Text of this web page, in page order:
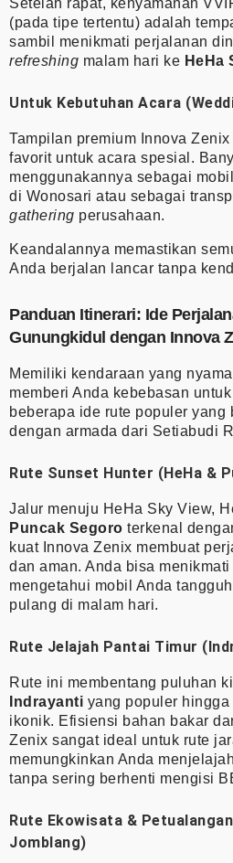
Setelah rapat, kenyamanan
(pada tipe tertentu) adalah
sambil menikmati perjalanan
refreshing malam hari ke HeHa
Untuk Kebutuhan Acara
Tampilan premium Innova
favorit untuk acara spesial.
menggunakannya sebagai
di Wonosari atau sebagai
gathering perusahaan.
Keandalannya memastikan
Anda berjalan lancar tanpa
Panduan Itinerari: Ide
Gunungkidul dengan Innova
Memiliki kendaraan yang
memberi Anda kebebasan
beberapa ide rute populer yang
dengan armada dari Setiabudi
Rute Sunset Hunter (HeHa &
Jalur menuju HeHa Sky View,
Puncak Segoro terkenal
kuat Innova Zenix membuat
dan aman. Anda bisa
mengetahui mobil Anda
pulang di malam hari.
Rute Jelajah Pantai Timur
Rute ini membentang puluhan
Indrayanti yang populer hingga
ikonik. Efisiensi bahan bakar
Zenix sangat ideal untuk rute
memungkinkan Anda
tanpa sering berhenti mengisi
Rute Ekowisata &
Jomblang)